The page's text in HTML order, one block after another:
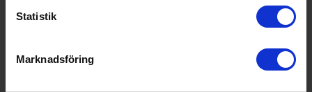
Statistik
Marknadsföring
Teknisk data
Vikt (kg):